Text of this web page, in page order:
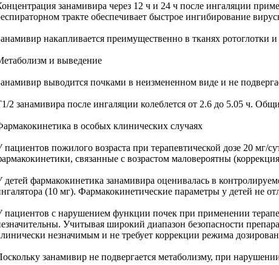
занамивира через 12 ч и 24 ч после ингаляции
тракте обеспечивает быстрое ингибирование
накапливается преимущественно в тканях ротоглотки
и выведение
выводится почками в неизмененном виде и не
2 занамивира после ингаляции колеблется от 2.6 до 5.05 ч.
в особых клинических случаях
пациентов пожилого возраста при терапевтической дозе 20 мг/
связанные с возрастом маловероятны
детей фармакокинетика занамивира оценивалась в
(10 мг). Фармакокинетические параметры у детей не
пациентов с нарушением функции почек при применении
Учитывая широкий диапазон безопасности
незначимым и не требует коррекции режима
занамивир не подвергается метаболизму, при